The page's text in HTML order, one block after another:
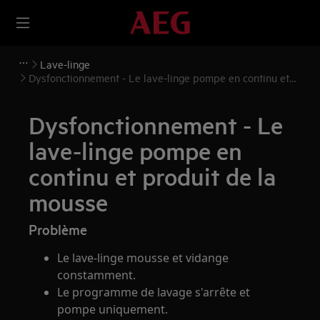
Lave-linge
Dysfonctionnement - Le lave-linge pompe en continu et
Dysfonctionnement - Le
lave-linge pompe en
continu et produit de la
mousse
Problème
Le lave-linge mousse et vidange
constamment.
Le programme de lavage s'arrête et
pompe uniquement.